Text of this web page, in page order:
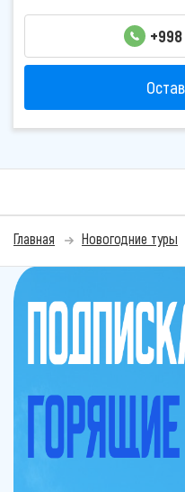
Главная Новогодние туры